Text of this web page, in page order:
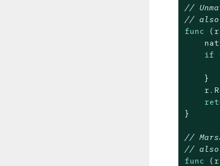
//
// also
func
(r
if
    }
}
//
// also
func
(r